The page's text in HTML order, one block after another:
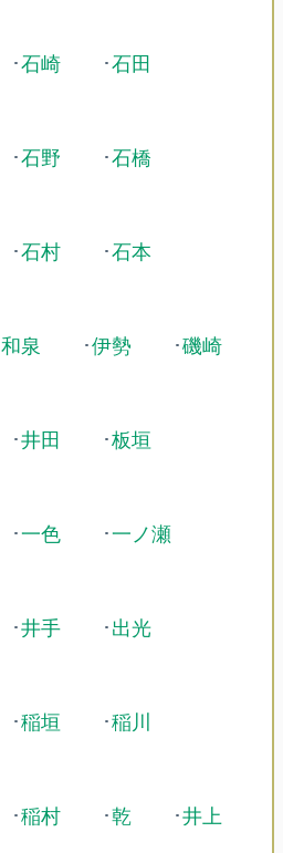
･石崎 ･石田
･石野 ･石橋
･石村 ･石本
和泉 ･伊勢 ･磯崎
･井田 ･板垣
･一色 ･一ノ瀬
･井手 ･出光
･稲垣 ･稲川
･稲村 ･乾 ･井上